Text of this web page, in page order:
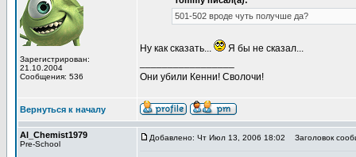
Зарегистрирован:
21.10.2004
Сообщения: 536
501-502 вроде чуть получше да?
Ну как сказать...
Я бы не сказал...
Они убили Кенни! Сволочи!
Вернуться к началу
Al_Chemist1979
Pre-School
Добавлено: Чт Июл 13, 2006 18:02 Заголовок